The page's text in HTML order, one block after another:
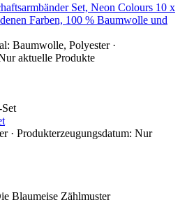
Set, Neon Colours 10 x
Farben, 100 % Baumwolle und
Baumwolle, Polyester ·
aktuelle Produkte
· Produkterzeugungsdatum: Nur